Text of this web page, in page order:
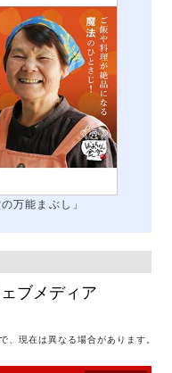
万能まぶし」
ブメディア
、現在は異なる場合があります。